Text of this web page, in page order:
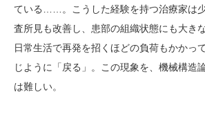
ている……。こうした経験を持つ治療家は
査所見も改善し、患部の組織状態にも大き
日常生活で再発を招くほどの負荷もかかっ
じように「戻る」。この現象を、機械構造
は難しい。